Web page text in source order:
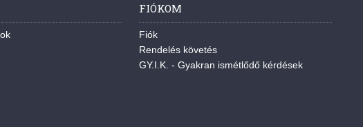
FIÓKOM
Fiók
Rendelés követés
GY.I.K. - Gyakran ismétlődő kérdések